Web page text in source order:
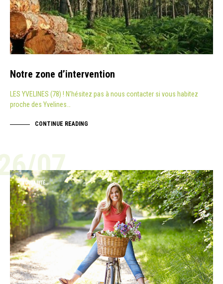
Notre zone d’intervention
LES YVELINES (78) ! N’hésitez pas à nous contacter si vous habitez
proche des Yvelines…
CONTINUE READING
07
ACTUALITÉ